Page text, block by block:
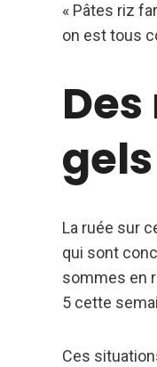
« Pâtes riz
on est tous
La ruée sur
qui sont
sommes en
5 cette
Ces